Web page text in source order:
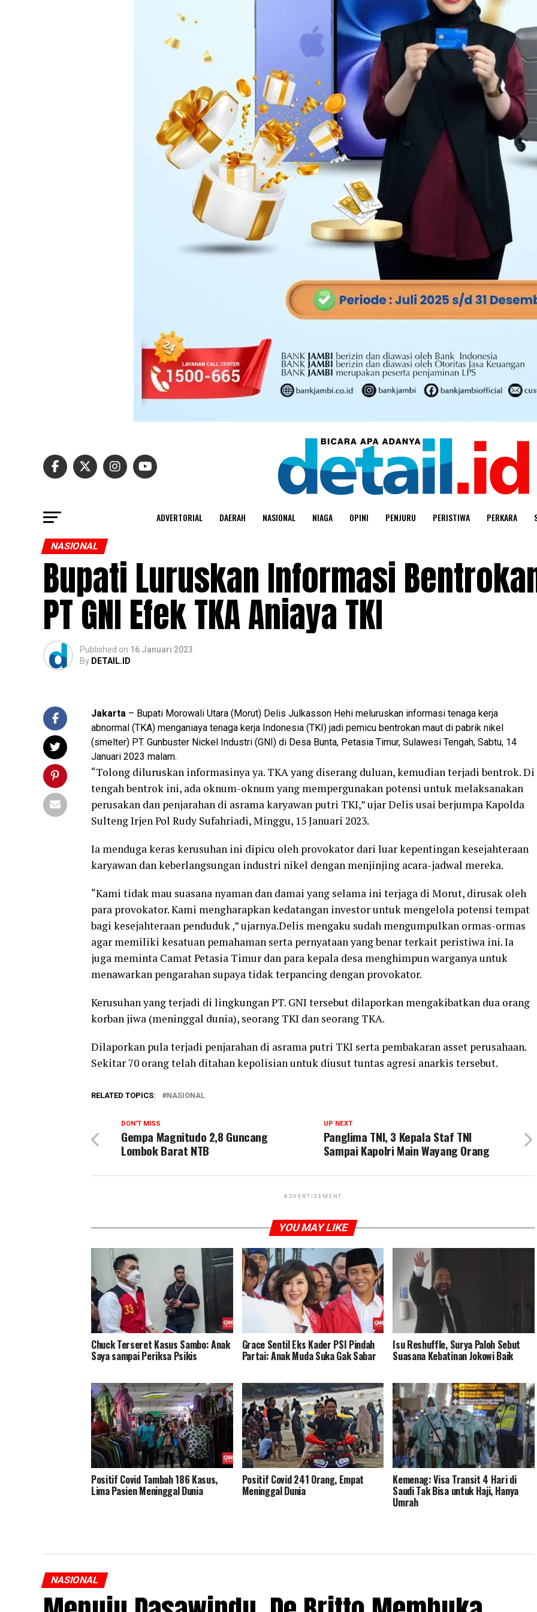
ADVERTORIAL DAERAH
Daerah
NASIONAL NIAGA OPINI PENJURU PERISTIWA PERKARA
NASIONAL
Bupati Luruskan Informasi
PT GNI Efek TKA Aniaya TKI
Published on 16 Januari 2023
By DETAIL.ID
Jakarta – Bupati Morowali Utara (Morut) Delis Julkasson Hehi meluruskan informasi tenaga kerja
abnormal (TKA) menganiaya tenaga kerja Indonesia (TKI) jadi pemicu bentrokan maut di pabrik nikel
(smelter) PT. Gunbuster Nickel Industri (GNI) di Desa Bunta, Petasia Timur, Sulawesi Tengah, Sabtu, 14
Januari 2023 malam.
“Tolong diluruskan informasinya ya. TKA yang diserang duluan, kemudian terjadi bentrok. Di
tengah bentrok ini, ada oknum-oknum yang mempergunakan potensi untuk melaksanakan
perusakan dan penjarahan di asrama karyawan putri TKI,” ujar Delis usai berjumpa Kapolda
Sulteng Irjen Pol Rudy Sufahriadi, Minggu, 15 Januari 2023.
Ia menduga keras kerusuhan ini dipicu oleh provokator dari luar kepentingan kesejahteraan
karyawan dan keberlangsungan industri nikel dengan menjinjing acara-jadwal mereka.
“Kami tidak mau suasana nyaman dan damai yang selama ini terjaga di Morut, dirusak oleh
para provokator. Kami mengharapkan kedatangan investor untuk mengelola potensi tempat
bagi kesejahteraan penduduk ,” ujarnya.Delis mengaku sudah mengumpulkan ormas-ormas
agar memiliki kesatuan pemahaman serta pernyataan yang benar terkait peristiwa ini. Ia
juga meminta Camat Petasia Timur dan para kepala desa menghimpun warganya untuk
menawarkan pengarahan supaya tidak terpancing dengan provokator.
Kerusuhan yang terjadi di lingkungan PT. GNI tersebut dilaporkan mengakibatkan dua orang
korban jiwa (meninggal dunia), seorang TKI dan seorang TKA.
Dilaporkan pula terjadi penjarahan di asrama putri TKI serta pembakaran asset perusahaan.
Sekitar 70 orang telah ditahan kepolisian untuk diusut tuntas agresi anarkis tersebut.
RELATED TOPICS: NASIONAL
UP NEXT
Panglima TNI, 3 Kepala Staf TNI
Sampai Kapolri Main Wayang Orang
DON'T MISS
Gempa Magnitudo 2,8 Guncang
Lombok Barat NTB
ADVERTISEMENT
YOU MAY LIKE
Chuck Terseret Kasus Sambo: Anak
Saya sampai Periksa Psikis
Grace Sentil Eks Kader PSI Pindah
Partai: Anak Muda Suka Gak Sabar
Isu Reshuffle, Surya Paloh Sebut
Suasana Kebatinan Jokowi Baik
Positif Covid Tambah 186 Kasus,
Lima Pasien Meninggal Dunia
Positif Covid 241 Orang, Empat
Meninggal Dunia
Kemenag: Visa Transit 4 Hari di
Saudi Tak Bisa untuk Haji, Hanya
Umrah
NASIONAL